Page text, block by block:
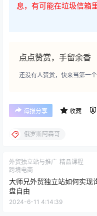
息，有可能在垃圾信箱
点点赞赏，手留余香
还没有人赞赏，快来当第一个
海报分享 收藏
俄罗斯阿森哥
外贸独立站与推广 精品课程
跨境电商
大师兄外贸独立站如何实现
盘自由
2024-6-11 4:14:39